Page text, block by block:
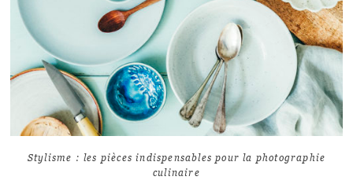
10 7323
Stylisme : les pièces indispensables pour la photographie
culinaire